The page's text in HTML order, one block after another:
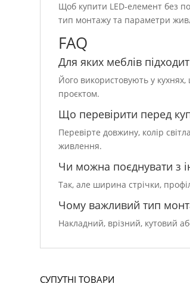
Щоб купити LED-елемент без
тип монтажу та параметри
FAQ
Для яких меблів
Його використовують у
проєктом.
Що перевірити перед
Перевірте довжину, колір
живлення.
Чи можна поєднувати з
Так, але ширина стрічки,
Чому важливий тип
Накладний, врізний, кутовий
СУПУТНІ ТОВАРИ